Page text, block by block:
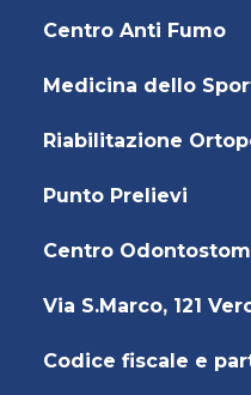
Centro Anti Fumo
Medicina dello
Riabilitazione
Punto Prelievi
Centro
Via S.Marco, 121
Codice fiscale e